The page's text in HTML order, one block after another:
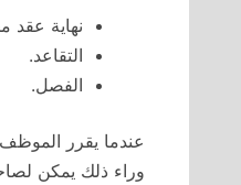
نهاية عقد
التقاعد.
الفصل.
عندما يقرر الموظف
وراء ذلك يمكن